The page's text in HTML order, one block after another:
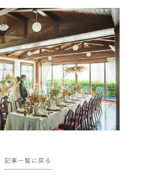
記事一覧に戻る